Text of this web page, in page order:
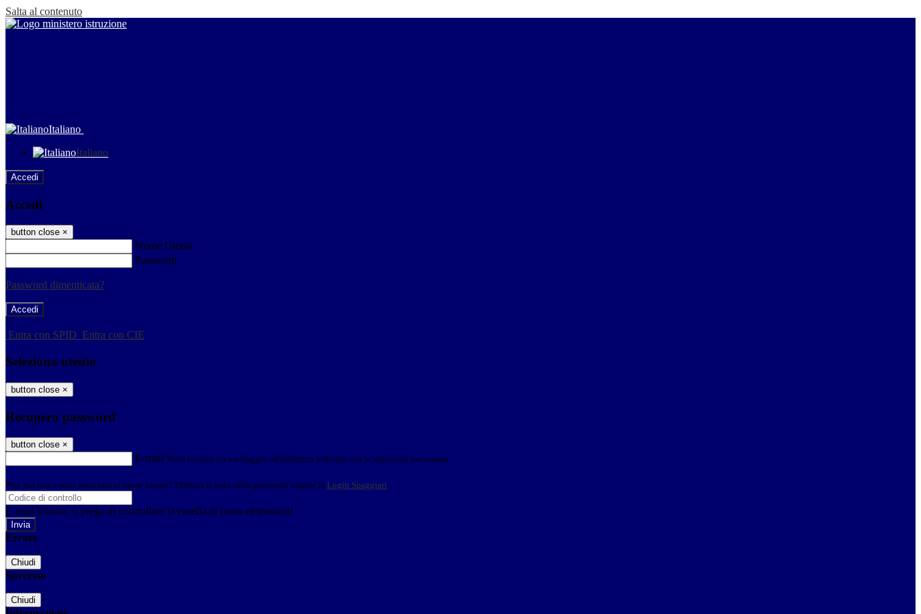
Salta al contenuto
Italiano
Italiano
Accedi
Accedi
button close ×
Nome Utente
Password
Password dimenticata?
-
Entra con SPID Entra con CIE
Seleziona utente
button close ×
Recupero password
button close ×
E-mail Verrà inviato un messaggio all'indirizzo indicato con le istruzioni necessarie.
Non hai una e-mail associata al nome utente? Effettua il reset della password tramite la Login Spaggiari
E-mail inviata, si prega di controllare la casella di posta elettronica!
Errore
Chiudi
Successo
Chiudi